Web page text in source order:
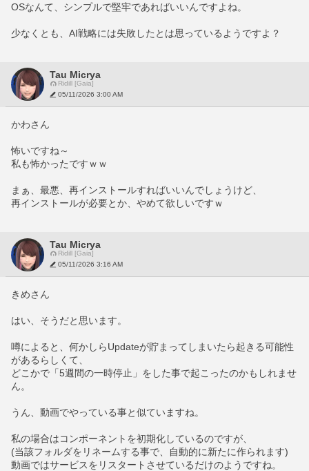
OSなんて、シンプルで堅牢であればいいんですよね。
少なくとも、AI戦略には失敗したとは思っているようですよ？
Tau Micrya
Ridill [Gaia]
05/11/2026 3:00 AM
かわさん
怖いですね～
私も怖かったですｗｗ
まぁ、最悪、再インストールすればいいんでしょうけど、
再インストールが必要とか、やめて欲しいですｗ
Tau Micrya
Ridill [Gaia]
05/11/2026 3:16 AM
きめさん
はい、そうだと思います。
噂によると、何かしらUpdateが貯まってしまいたら起きる可能性
があるらしくて、
どこかで「5週間の一時停止」をした事で起こったのかもしれませ
ん。
うん、動画でやっている事と似ていますね。
私の場合はコンポーネントを初期化しているのですが、
(当該フォルダをリネームする事で、自動的に新たに作られます)
動画ではサービスをリスタートさせているだけのようですね。